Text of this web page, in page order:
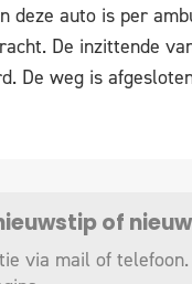
deze auto is per
De inzittende
De weg is
of
via mail of